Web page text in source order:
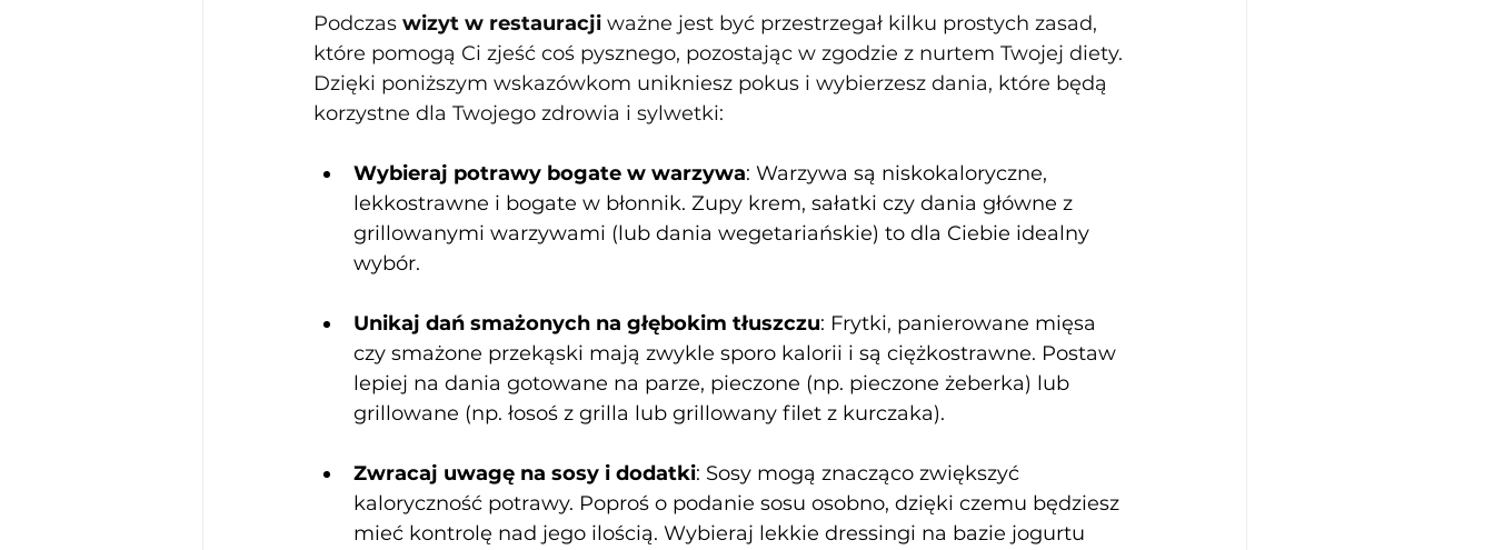
Podczas wizyt w restauracji ważne jest być przestrzegał kilku prostych zasad,
które pomogą Ci zjeść coś pysznego, pozostając w zgodzie z nurtem Twojej diety.
Dzięki poniższym wskazówkom unikniesz pokus i wybierzesz dania, które będą
korzystne dla Twojego zdrowia i sylwetki:
Wybieraj potrawy bogate w warzywa: Warzywa są niskokaloryczne,
lekkostrawne i bogate w błonnik. Zupy krem, sałatki czy dania główne z
grillowanymi warzywami (lub dania wegetariańskie) to dla Ciebie idealny
wybór.
Unikaj dań smażonych na głębokim tłuszczu: Frytki, panierowane mięsa
czy smażone przekąski mają zwykle sporo kalorii i są ciężkostrawne. Postaw
lepiej na dania gotowane na parze, pieczone (np. pieczone żeberka) lub
grillowane (np. łosoś z grilla lub grillowany filet z kurczaka).
Zwracaj uwagę na sosy i dodatki: Sosy mogą znacząco zwiększyć
kaloryczność potrawy. Poproś o podanie sosu osobno, dzięki czemu będziesz
mieć kontrolę nad jego ilością. Wybieraj lekkie dressingi na bazie jogurtu